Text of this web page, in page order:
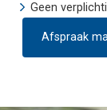
Geen
Afspraak